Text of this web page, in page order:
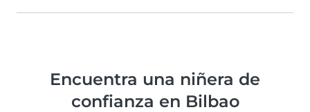
Encuentra una niñera de
confianza en Bilbao